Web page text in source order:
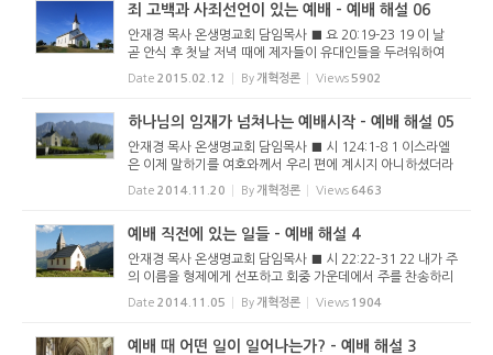
죄 고백과 사죄선언이 있는 예배 - 예배 해설 06
안재경 목사 온생명교회 담임목사 ■ 요 20:19-23 19 이 날
곧 안식 후 첫날 저녁 때에 제자들이 유대인들을 두려워하여
모인 곳의 문들을 닫았더니 예수께서 오사 가운데 서서 이르시
되 너희에게 평강이 있을지어다 20 이 말씀을 하시고 손과 옆
Date 2015.02.12 By 개혁정론 Views 5902
하나님의 임재가 넘쳐나는 예배시작 - 예배 해설 05
안재경 목사 온생명교회 담임목사 ■ 시 124:1-8 1 이스라엘
은 이제 말하기를 여호와께서 우리 편에 계시지 아니하셨더라
면 우리가 어떻게 하였으랴 2 사람들이 우리를 치러 일어날 때
에 여호와께서 우리 편에 계시지 아니하셨더라면 3 그 때에 그
Date 2014.11.20 By 개혁정론 Views 6463
예배 직전에 있는 일들 - 예배 해설 4
안재경 목사 온생명교회 담임목사 ■ 시 22:22–31 22 내가 주
의 이름을 형제에게 선포하고 회중 가운데에서 주를 찬송하리
이다 23 여호와를 두려워하는 너희여 그를 찬송할지어다 야곱
의 모든 자손이여 그에게 영광을 돌릴지어다 너희 이스라엘 모
Date 2014.11.05 By 개혁정론 Views 1904
예배 때 어떤 일이 일어나는가? - 예배 해설 3